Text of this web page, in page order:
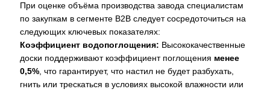
При оценке объёма производства завода специалистам
по закупкам в сегменте B2B следует сосредоточиться на
следующих ключевых показателях:
Коэффициент водопоглощения: Высококачественные
доски поддерживают коэффициент поглощения менее
0,5% , что гарантирует, что настил не будет разбухать,
гнить или трескаться в условиях высокой влажности или